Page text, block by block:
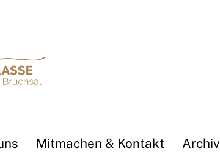
Mitmachen & Kontakt Archiv